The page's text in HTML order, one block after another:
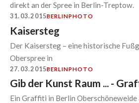
direkt an der Spree in Berlin-Treptow.
31.03.2015BERLINPHOTO
Kaisersteg
Der Kaisersteg – eine historische
Oberspree in
27.03.2015BERLINPHOTO
Gib der Kunst Raum ... -
Ein Graffiti in Berlin